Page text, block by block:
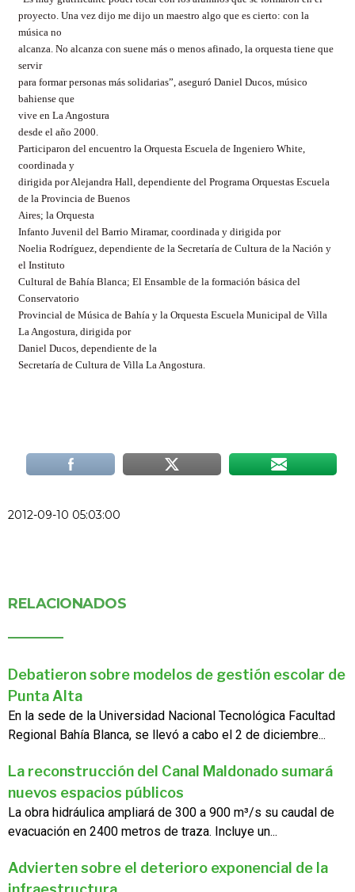
proyecto. Una vez dijo me dijo un maestro algo que es cierto: con la
música no
alcanza. No alcanza con suene más o menos afinado, la orquesta tiene que
servir
para formar personas más solidarias”, aseguró Daniel Ducos, músico
bahiense que
vive en La Angostura
desde el año 2000.
Participaron del encuentro la Orquesta Escuela de Ingeniero White,
coordinada y
dirigida por Alejandra Hall, dependiente del Programa Orquestas Escuela
de la Provincia de Buenos
Aires; la Orquesta
Infanto Juvenil del Barrio Miramar, coordinada y dirigida por
Noelia Rodríguez, dependiente de la Secretaría de Cultura de la Nación y
el Instituto
Cultural de Bahía Blanca; El Ensamble de la formación básica del
Conservatorio
Provincial de Música de Bahía y la Orquesta Escuela Municipal de Villa
La Angostura, dirigida por
Daniel Ducos, dependiente de la
Secretaría de Cultura de Villa La Angostura.
2012-09-10 05:03:00
RELACIONADOS
Debatieron sobre modelos de gestión escolar de
Punta Alta
En la sede de la Universidad Nacional Tecnológica Facultad
Regional Bahía Blanca, se llevó a cabo el 2 de diciembre...
La reconstrucción del Canal Maldonado sumará
nuevos espacios públicos
La obra hidráulica ampliará de 300 a 900 m³/s su caudal de
evacuación en 2400 metros de traza. Incluye un...
Advierten sobre el deterioro exponencial de la